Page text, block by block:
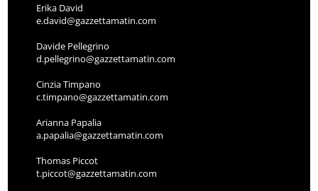
Erika David
e.david@gazzettamatin.com
Davide Pellegrino
d.pellegrino@gazzettamatin.com
Cinzia Timpano
c.timpano@gazzettamatin.com
Arianna Papalia
a.papalia@gazzettamatin.com
Thomas Piccot
t.piccot@gazzettamatin.com